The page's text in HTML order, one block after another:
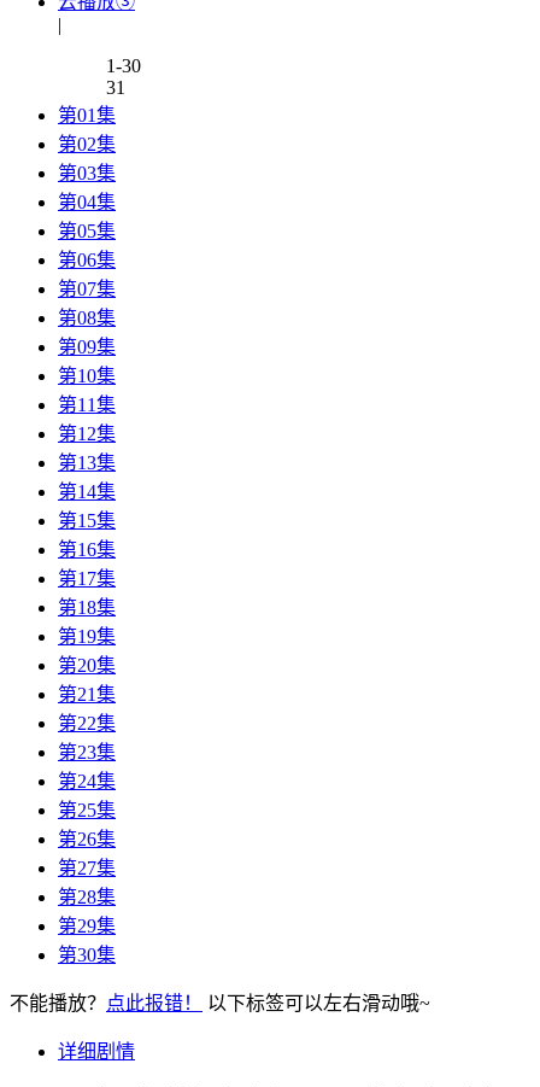
|
1-30
31
第01集
第02集
第03集
第04集
第05集
第06集
第07集
第08集
第09集
第10集
第11集
第12集
第13集
第14集
第15集
第16集
第17集
第18集
第19集
第20集
第21集
第22集
第23集
第24集
第25集
第26集
第27集
第28集
第29集
第30集
不能播放？ 点此报错！ 以下标签可以左右滑动哦~
详细剧情